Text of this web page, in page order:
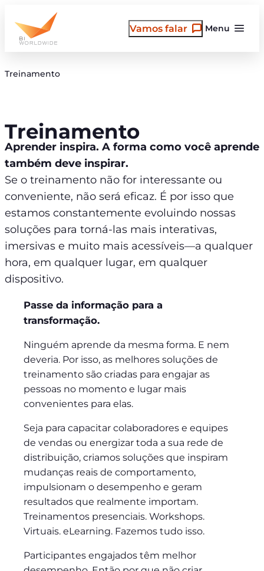
para
Menu
Vamos falar
Treinamento
Treinamento
Aprender inspira. A forma como você aprende
também deve inspirar.
Se o treinamento não for interessante ou
conveniente, não será eficaz. É por isso que
estamos constantemente evoluindo nossas
soluções para torná-las mais interativas,
imersivas e muito mais acessíveis—a qualquer
hora, em qualquer lugar, em qualquer
dispositivo.
Passe da informação para a
transformação.
Ninguém aprende da mesma forma. E nem
deveria. Por isso, as melhores soluções de
treinamento são criadas para engajar as
pessoas no momento e lugar mais
convenientes para elas.
Seja para capacitar colaboradores e equipes
de vendas ou energizar toda a sua rede de
distribuição, criamos soluções que inspiram
mudanças reais de comportamento,
impulsionam o desempenho e geram
resultados que realmente importam.
Treinamentos presenciais. Workshops.
Virtuais. eLearning. Fazemos tudo isso.
Participantes engajados têm melhor